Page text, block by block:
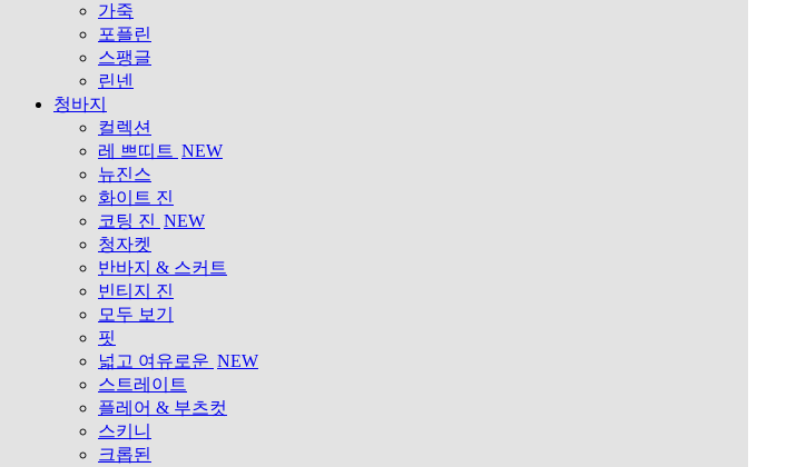
가죽
포플린
스팽글
린넨
청바지
컬렉션
레 쁘띠트 NEW
뉴진스
화이트 진
코팅 진 NEW
청자켓
반바지 & 스커트
빈티지 진
모두 보기
핏
넓고 여유로운 NEW
스트레이트
플레어 & 부츠컷
스키니
크롭된